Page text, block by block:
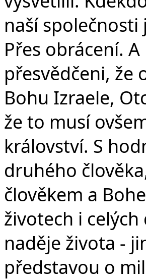
naší
Přes obrácení.
přesvědčeni, že
Bohu Izraele,
že to musí
království. S
druhého
člověkem a
životech i
naděje života -
představou o